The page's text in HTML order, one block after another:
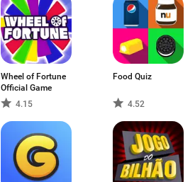
Wheel of Fortune
Official Game
4.15
Food Quiz
4.52